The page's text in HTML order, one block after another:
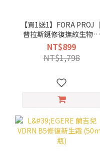
【買1送1】FORA PROJ ｜
普拉斯鏈修復撫紋生物纖
維乳液面膜 25ml x 3pcs
NT$899
NT$1,798